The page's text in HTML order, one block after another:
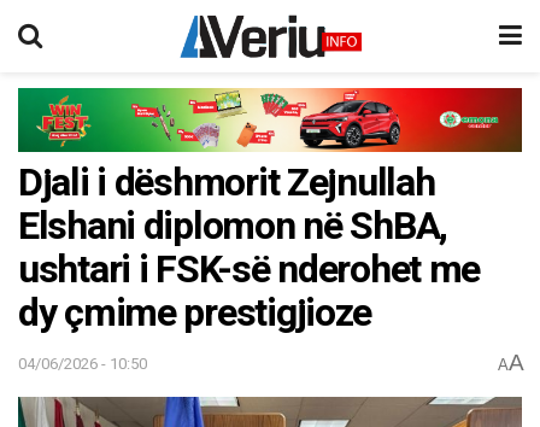
Djali i dëshmorit Zejnullah
Elshani diplomon në ShBA,
ushtari i FSK-së nderohet me
dy çmime prestigjioze
04/06/2026 - 10:50 AA